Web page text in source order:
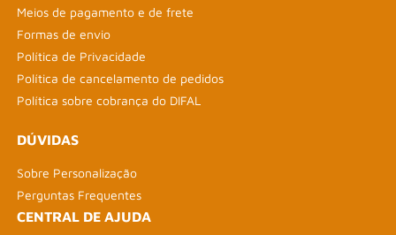
Meios de pagamento e de frete
Formas de envio
Política de Privacidade
Política de cancelamento de pedidos
Política sobre cobrança do DIFAL
DÚVIDAS
Sobre Personalização
Perguntas Frequentes
CENTRAL DE AJUDA